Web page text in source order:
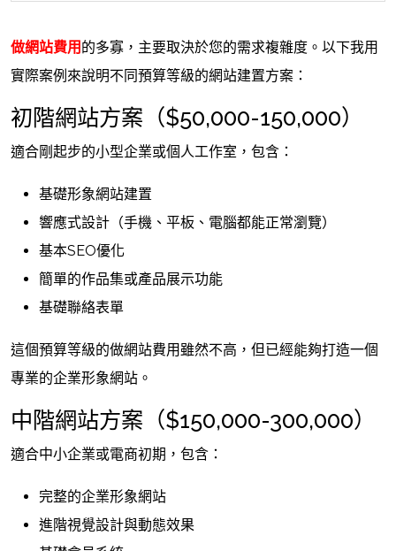
做網站費用 的多寡，主要取決於您的需求複雜度。以下我用
實際案例來說明不同預算等級的網站建置方案：
初階網站方案（$50,000-150,000）
適合剛起步的小型企業或個人工作室，包含：
基礎形象網站建置
響應式設計（手機、平板、電腦都能正常瀏覽）
基本SEO優化
簡單的作品集或產品展示功能
基礎聯絡表單
這個預算等級的做網站費用雖然不高，但已經能夠打造一個
專業的企業形象網站。
中階網站方案（$150,000-300,000）
適合中小企業或電商初期，包含：
完整的企業形象網站
進階視覺設計與動態效果